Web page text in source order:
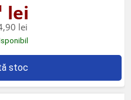
lei
lei
stoc